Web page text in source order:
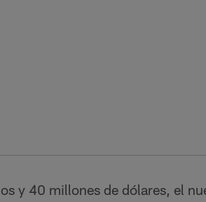
y 40 millones de dólares, el